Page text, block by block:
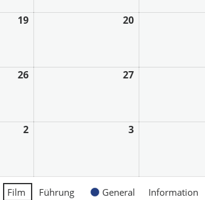
19 20
26 27
2 3
Film Führung General Information